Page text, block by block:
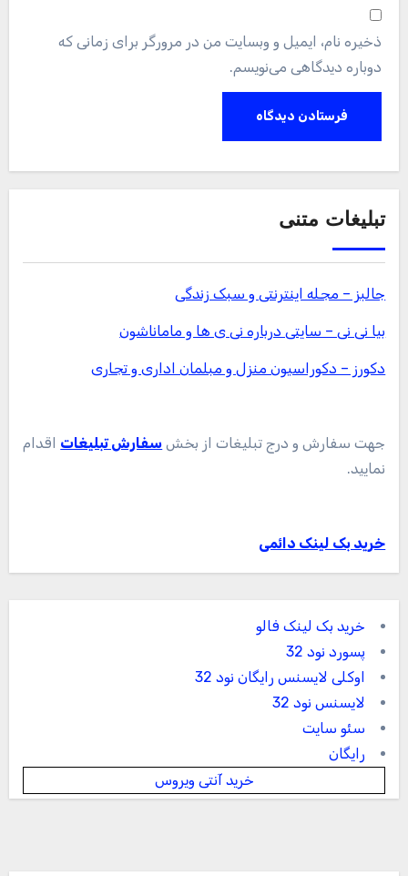
ذخیره نام، ایمیل و وبسایت من در مرورگر برای زمانی که
دوباره دیدگاهی می‌نویسم.
تبلیغات متنی
جالبز – مجله اینترنتی و سبک زندگی
بیا نی نی – سایتی درباره نی ی ها و ماماناشون
دکورز – دکوراسیون منزل و مبلمان اداری و تجاری
جهت سفارش و درج تبلیغات از بخش سفارش تبلیغات اقدام
نمایید.
خرید بک لینک دائمی
خرید بک لینک فالو
پسورد نود 32
اوکلی لایسنس رایگان نود 32
لایسنس نود 32
سئو سایت
رایگان
خرید آنتی ویروس